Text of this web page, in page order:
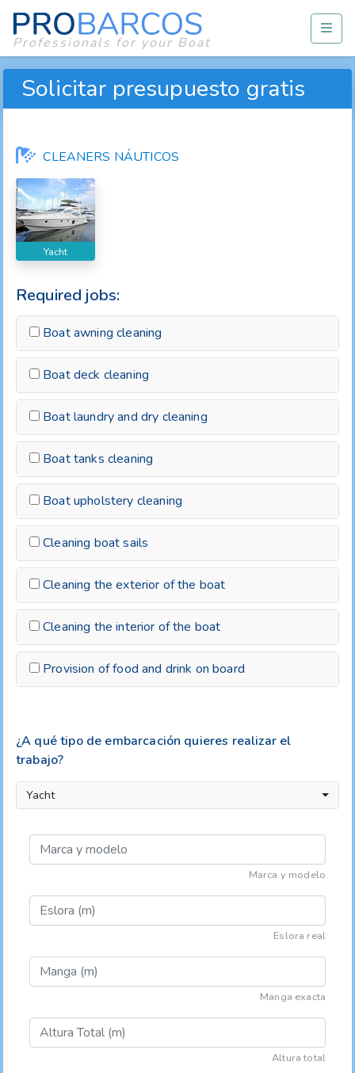
Professionals for your Boat
Solicitar presupuesto gratis
CLEANERS NÁUTICOS
Yacht
Required jobs:
Boat awning cleaning
Boat deck cleaning
Boat laundry and dry cleaning
Boat tanks cleaning
Boat upholstery cleaning
Cleaning boat sails
Cleaning the exterior of the boat
Cleaning the interior of the boat
Provision of food and drink on board
¿A qué tipo de embarcación quieres realizar el
trabajo?
Yacht
Marca y modelo
Eslora real
Manga exacta
Altura total